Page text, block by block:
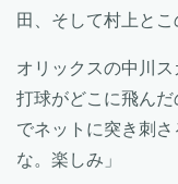
田、そして村上と
オリックスの中川ス
打球がどこに飛ん
でネットに突き刺
な。楽しみ」